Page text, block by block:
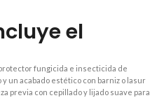
el
fungicida e insecticida de
un acabado estético con barniz o lasur
previa con cepillado y lijado suave para